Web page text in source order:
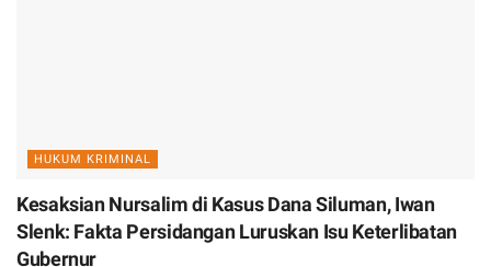
HUKUM KRIMINAL
Kesaksian Nursalim di Kasus Dana Siluman, Iwan
Slenk: Fakta Persidangan Luruskan Isu Keterlibatan
Gubernur